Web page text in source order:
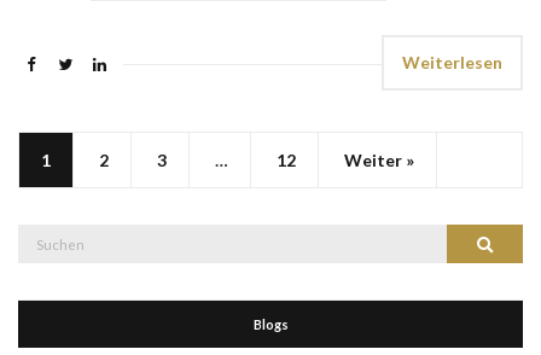
Weiterlesen
1 2 3 … 12 Weiter »
Suche
Suchen
Blogs